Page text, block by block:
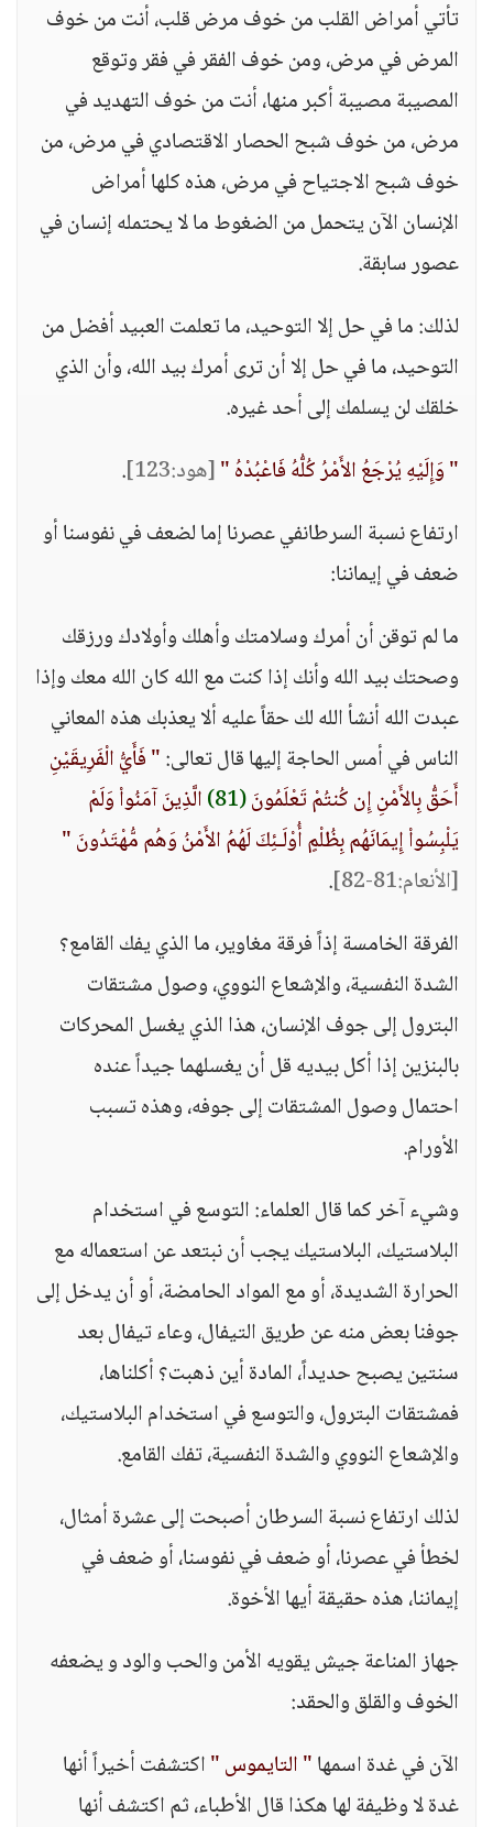
تأتي أمراض القلب من خوف مرض قلب، أنت من خوف
المرض في مرض، ومن خوف الفقر في فقر وتوقع
المصيبة مصيبة أكبر منها، أنت من خوف التهديد في
مرض، من خوف شبح الحصار الاقتصادي في مرض، من
خوف شبح الاجتياح في مرض، هذه كلها أمراض
الإنسان الآن يتحمل من الضغوط ما لا يحتمله إنسان في
عصور سابقة.
لذلك: ما في حل إلا التوحيد، ما تعلمت العبيد أفضل من
التوحيد، ما في حل إلا أن ترى أمرك بيد الله، وأن الذي
خلقك لن يسلمك إلى أحد غيره.
" وَإِلَيْهِ يُرْجَعُ الأَمْرُ كُلُّهُ فَاعْبُدْهُ "[هود:123]
.
ارتفاع نسبة السرطانفي عصرنا إما لضعف في نفوسنا أو
ضعف في إيماننا:
ما لم توقن أن أمرك وسلامتك وأهلك وأولادك ورزقك
وصحتك بيد الله وأنك إذا كنت مع الله كان الله معك وإذا
عبدت الله أنشأ الله لك حقاً عليه ألا يعذبك هذه المعاني
الناس في أمس الحاجة إليها قال تعالى:" فَأَيُّ الْفَرِيقَيْنِ
أَحَقُّ بِالأَمْنِ إِن كُنتُمْ تَعْلَمُونَ(81)
الَّذِينَ آمَنُواْ وَلَمْ
يَلْبِسُواْ إِيمَانَهُم بِظُلْمٍ أُوْلَـئِكَ لَهُمُ الأَمْنُ وَهُم مُّهْتَدُونَ "
[الأنعام:81-82]
.
الفرقة الخامسة إذاً فرقة مغاوير، ما الذي يفك القامع؟
الشدة النفسية، والإشعاع النووي، وصول مشتقات
البترول إلى جوف الإنسان، هذا الذي يغسل المحركات
بالبنزين إذا أكل بيديه قل أن يغسلهما جيداً عنده
احتمال وصول المشتقات إلى جوفه، وهذه تسبب
الأورام.
وشيء آخر كما قال العلماء: التوسع في استخدام
البلاستيك، البلاستيك يجب أن نبتعد عن استعماله مع
الحرارة الشديدة، أو مع المواد الحامضة، أو أن يدخل إلى
جوفنا بعض منه عن طريق التيفال، وعاء تيفال بعد
سنتين يصبح حديداً، المادة أين ذهبت؟ أكلناها،
فمشتقات البترول، والتوسع في استخدام البلاستيك،
والإشعاع النووي والشدة النفسية، تفك القامع.
لذلك ارتفاع نسبة السرطان أصبحت إلى عشرة أمثال،
لخطأ في عصرنا، أو ضعف في نفوسنا، أو ضعف في
إيماننا، هذه حقيقة أيها الأخوة.
جهاز المناعة جيش يقويه الأمن والحب والود و يضعفه
الخوف والقلق والحقد:
الآن في غدة اسمها" التايموس "اكتشفت أخيراً أنها
غدة لا وظيفة لها هكذا قال الأطباء، ثم اكتشف أنها